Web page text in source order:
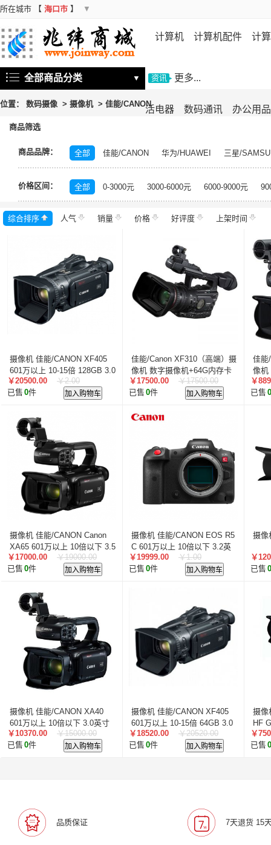
所在城市 【 海口市 】 ▼
计算机 计算机配件 计
机 存储设备
活电器 数码通讯 办公用品
全部商品分类 ▼ 资讯 更多...
位置： 数码摄像 > 摄像机> 佳能/CANON
商品筛选
商品品牌： 全部 佳能/CANON 华为/HUAWEI
三星/
适马/SIGMA
大华/dahua 希沃/seewo
东芝/
大疆/DJI
拜特尔 金士顿/Kingston
奥林巴斯/
科达
佳能 科视达/AEE AEE 爱意/AEE
价格区间： 全部 0-3000元 3000-6000元 6000-9000元
综合排序 人气 销量 价格 好评度 上架时间
摄像机 佳能/CANON XF405
601万以上 10-15倍 128GB 3.0
英寸 2-3小时 黑色
￥20500.00
￥2.00
已售 0件 加入购物车
佳能/Canon XF310（高端）摄
像机 数字摄像机+64G内存卡
￥17500.00
￥17500.00
已售 0件 加入购物车
佳能
像机
机
￥
已售 0
摄像机 佳能/CANON Canon
XA65 601万以上 10倍以下 3.5
英寸及以上 1小时以下 黑色
￥17000.00
￥19000.00
已售 0件 加入购物车
摄像机 佳能/CANON EOS R5
C 601万以上 10倍以下 3.2英
寸 2-3小时 黑色
￥19999.00
￥1.00
已售 0件 加入购物车
摄像
￥
已售 0
摄像机 佳能/CANON XA40
601万以上 10倍以下 3.0英寸
1-2小时 黑色
￥10370.00
￥15000.00
已售 0件 加入购物车
摄像机 佳能/CANON XF405
601万以上 10-15倍 64GB 3.0
英寸 2-3小时 黑色
￥18520.00
￥20520.00
已售 0件 加入购物车
摄像
HF
3.0
￥
已售 0
品质保证 7天退货 15